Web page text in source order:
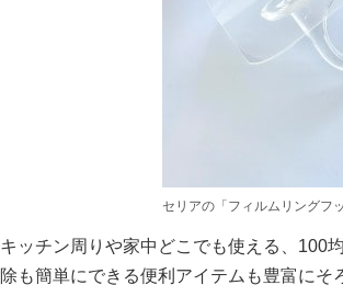
セリアの「フィルムリングフッ
キッチン周りや家中どこでも使える、100
除も簡単にできる便利アイテムも豊富にそ